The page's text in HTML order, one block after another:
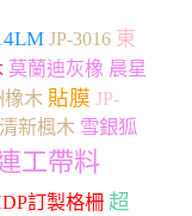
JP-3016 東
莫蘭迪灰橡 晨星
橡木 貼膜 JP-
清新楓木 雪銀狐
工帶料
訂製格柵 超